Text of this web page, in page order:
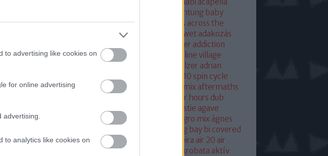
to advertising like cookies on
for online advertising
to analytics like cookies on
achtung baby
acousticacoustic christmas across the
universeactress ac wet adakozás
adam weissler addiction
adelaide
adrenaline
adrenaline village
adrian hielholzer adrian
ae10 spin cycle
aerosmith
afghan surgery mix aftermaths
after hours dub
agatha christie agave
attenuata
agent orange aggro mix ágnes
ahk toong bay bi covered
aidan berry airto moreira air 20 air
remixaix les baines akrobata aktív